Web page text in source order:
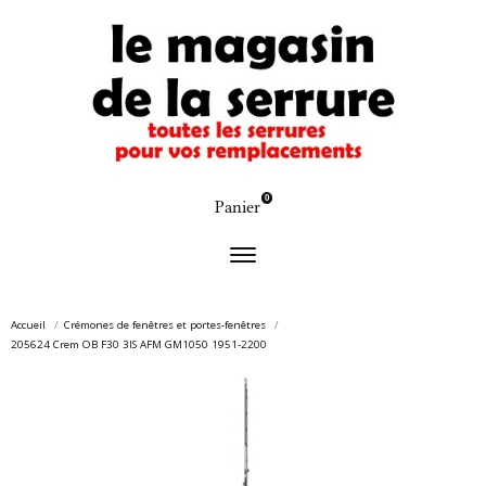
Panier 0
Accueil
Crémones de fenêtres et portes-fenêtres
205624 Crem OB F30 3IS AFM GM1050 1951-2200